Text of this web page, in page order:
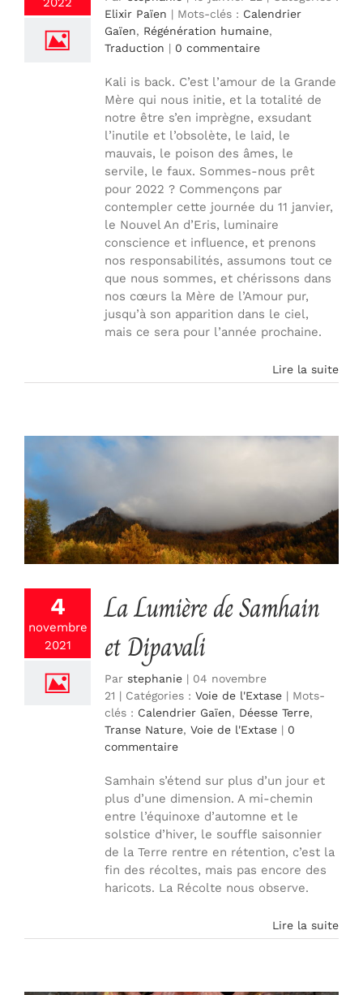
Elixir Païen | Mots-clés : Calendrier
Gaïen, Régénération humaine,
Traduction | 0 commentaire
Kali is back. C’est l’amour de la Grande
Mère qui nous initie, et la totalité de
notre être s’en imprègne, exsudant
l’inutile et l’obsolète, le laid, le
mauvais, le poison des âmes, le
servile, le faux. Sommes-nous prêt
pour 2022 ? Commençons par
contempler cette journée du 11 janvier,
le Nouvel An d’Eris, luminaire
conscience et influence, et prenons
nos responsabilités, assumons tout ce
que nous sommes, et chérissons dans
nos cœurs la Mère de l’Amour pur,
jusqu’à son apparition dans le ciel,
mais ce sera pour l’année prochaine.
Lire la suite
4
novembre
2021
La Lumière de Samhain
et Dipavali
Par stephanie | 04 novembre
21 | Catégories : Voie de l'Extase | Mots-
clés : Calendrier Gaïen, Déesse Terre,
Transe Nature, Voie de l'Extase | 0
commentaire
Samhain s’étend sur plus d’un jour et
plus d’une dimension. A mi-chemin
entre l’équinoxe d’automne et le
solstice d’hiver, le souffle saisonnier
de la Terre rentre en rétention, c’est la
fin des récoltes, mais pas encore des
haricots. La Récolte nous observe.
Lire la suite